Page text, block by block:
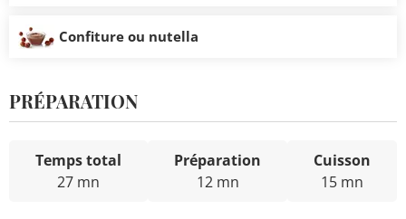
Confiture ou nutella
PRÉPARATION
Temps total
27 mn
Préparation
12 mn
Cuisson
15 mn